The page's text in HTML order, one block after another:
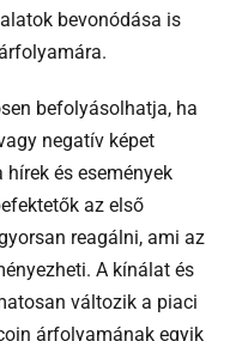
bevonódása is
befolyásolhatja, ha
negatív képet
és események
az első
reagálni, ami az
A kínálat és
változik a piaci
árfolyamának egyik